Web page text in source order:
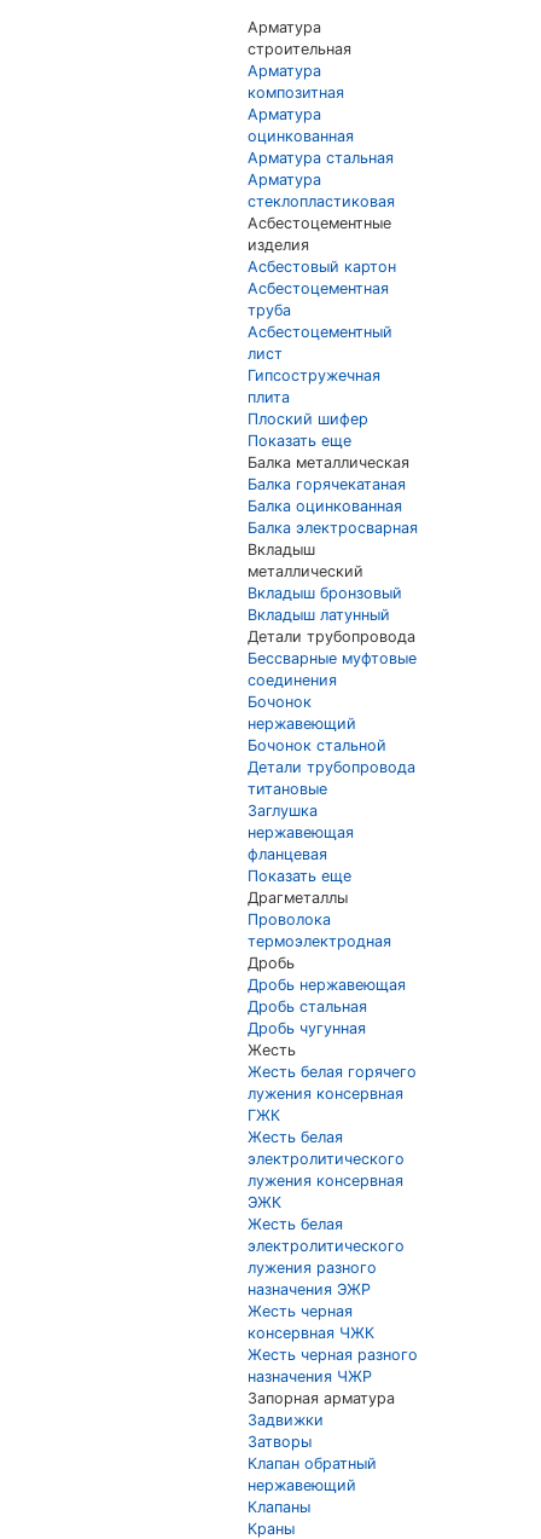
Арматура
строительная
Арматура
композитная
Арматура
оцинкованная
Арматура стальная
Арматура
стеклопластиковая
Асбестоцементные
изделия
Асбестовый картон
Асбестоцементная
труба
Асбестоцементный
лист
Гипсостружечная
плита
Плоский шифер
Показать еще
Балка металлическая
Балка горячекатаная
Балка оцинкованная
Балка электросварная
Вкладыш
металлический
Вкладыш бронзовый
Вкладыш латунный
Детали трубопровода
Бессварные муфтовые
соединения
Бочонок
нержавеющий
Бочонок стальной
Детали трубопровода
титановые
Заглушка
нержавеющая
фланцевая
Показать еще
Драгметаллы
Проволока
термоэлектродная
Дробь
Дробь нержавеющая
Дробь стальная
Дробь чугунная
Жесть
Жесть белая горячего
лужения консервная
ГЖК
Жесть белая
электролитического
лужения консервная
ЭЖК
Жесть белая
электролитического
лужения разного
назначения ЭЖР
Жесть черная
консервная ЧЖК
Жесть черная разного
назначения ЧЖР
Запорная арматура
Задвижки
Затворы
Клапан обратный
нержавеющий
Клапаны
Краны